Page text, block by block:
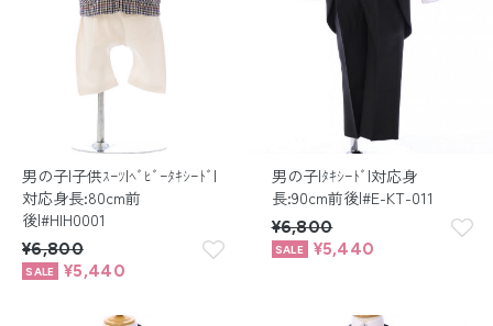
ベビー着物レンタル
ジュニア着物レンタル
ベビー洋装レンタル
紋付袴レンタル
留袖レンタル
男の子|子供ｽｰﾂ|ﾍﾞﾋﾞｰﾀｷｼｰﾄﾞ|
対応身長:80cm前
後|#HIH0001
¥6,800
¥5,440
男の子|ﾀｷｼｰﾄﾞ|対応身
長:90cm前後|#E-KT-011
¥6,800
¥5,440